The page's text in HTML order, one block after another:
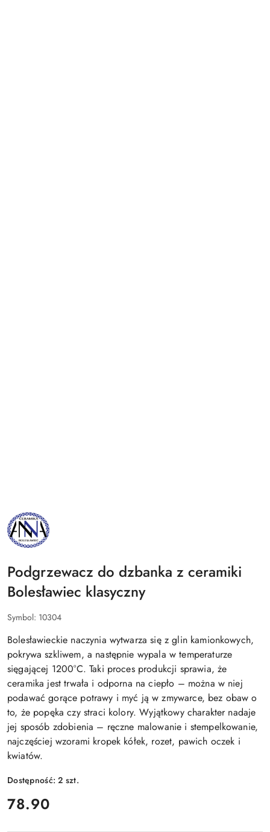
NAZWA
PRODUCENTA:
BOLESŁAWIEC
ANNA
Podgrzewacz do dzbanka z ceramiki
Bolesławiec klasyczny
Symbol: 10304
Bolesławieckie naczynia wytwarza się z glin kamionkowych,
pokrywa szkliwem, a następnie wypala w temperaturze
sięgającej 1200°C. Taki proces produkcji sprawia, że
ceramika jest trwała i odporna na ciepło – można w niej
podawać gorące potrawy i myć ją w zmywarce, bez obaw o
to, że popęka czy straci kolory. Wyjątkowy charakter nadaje
jej sposób zdobienia – ręczne malowanie i stempelkowanie,
najczęściej wzorami kropek kółek, rozet, pawich oczek i
kwiatów.
Dostępność:2 szt.
cena:
78.90